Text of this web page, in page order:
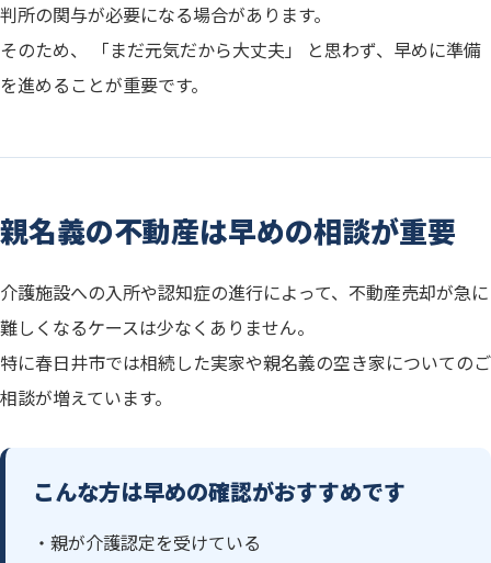
判所の関与が必要になる場合があります。
そのため、 「まだ元気だから大丈夫」 と思わず、早めに準備
を進めることが重要です。
親名義の不動産は早めの相談が重要
介護施設への入所や認知症の進行によって、不動産売却が急に
難しくなるケースは少なくありません。
特に春日井市では相続した実家や親名義の空き家についてのご
相談が増えています。
こんな方は早めの確認がおすすめです
・親が介護認定を受けている